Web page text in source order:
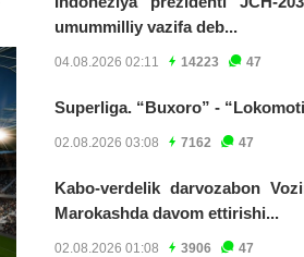
umummilliy vazifa deb...
04.08.2026 02:11 14223 47
Superliga. “Buxoro” -
02.08.2026 03:08 7162 47
Kabo-verdelik darvozabon
Marokashda davom ettirishi...
02.08.2026 01:08 3906 47